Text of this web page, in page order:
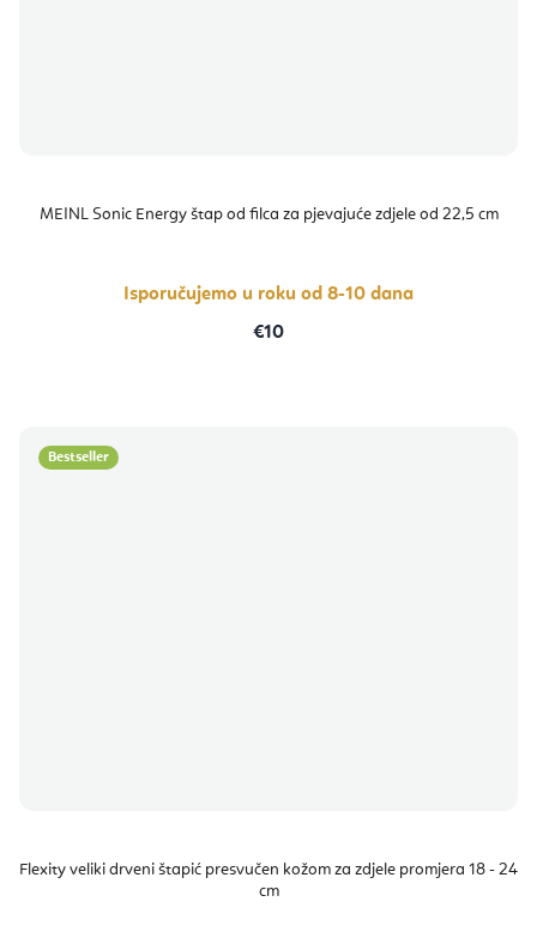
MEINL Sonic Energy štap od filca za pjevajuće zdjele od 22,5 cm
Isporučujemo u roku od 8-10 dana
€10
Bestseller
Flexity veliki drveni štapić presvučen kožom za zdjele promjera 18 - 24
cm